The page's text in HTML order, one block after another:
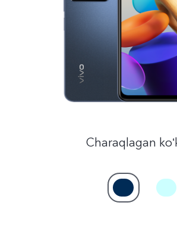
Uzbekistan(uz) | Mamlakat/
Charaqlagan